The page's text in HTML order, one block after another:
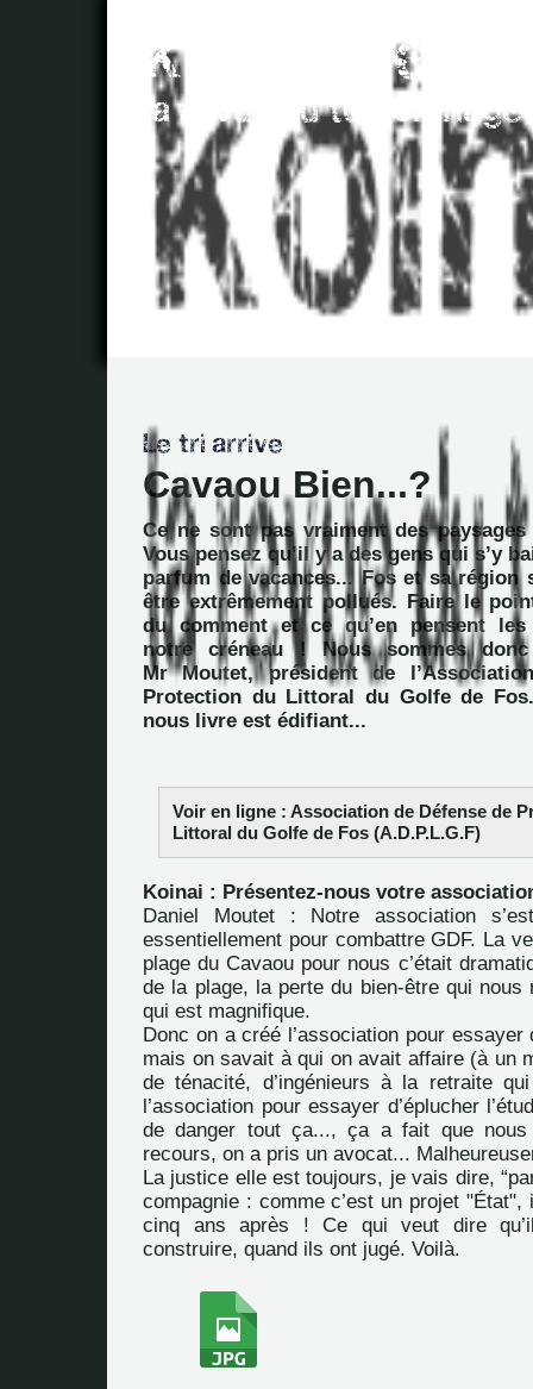
Cavaou Bien...?
Ce ne sont pas vraiment des
Vous pensez qu’il y a des gens qui s’y
parfum de vacances... Fos et sa région
être extrêmement pollués. Faire le
du comment et ce qu’en pensent les
notre créneau ! Nous sommes
Mr Moutet, président de
Protection du Littoral du Golfe de
nous livre est édifiant...
Voir en ligne : Association de Défense de
Littoral du Golfe de Fos (A.D.P.L.G.F)
Koinai : Présentez-nous votre
Daniel Moutet : Notre association
essentiellement pour combattre GDF. La
plage du Cavaou pour nous c’était
de la plage, la perte du bien-être qui nous
qui est magnifique.
Donc on a créé l’association pour essayer
mais on savait à qui on avait affaire (à un
de ténacité, d’ingénieurs à la retraite
l’association pour essayer d’éplucher
de danger tout ça..., ça a fait que nous
recours, on a pris un avocat...
La justice elle est toujours, je vais dire,
compagnie : comme c’est un projet "État",
cinq ans après ! Ce qui veut dire
construire, quand ils ont jugé. Voilà.